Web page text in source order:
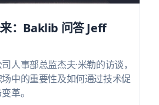
：Baklib 问答 Jeff
人事部总监杰夫·米勒的访谈，
中的重要性及如何通过技术促
革。